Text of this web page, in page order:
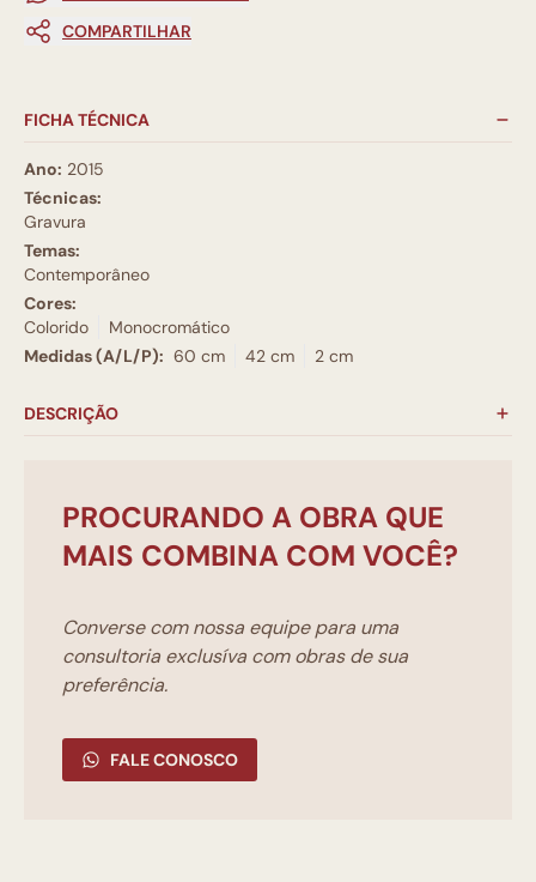
COMPARTILHAR
FICHA TÉCNICA
Ano: 2015
Técnicas:
Gravura
Temas:
Contemporâneo
Cores:
Colorido
Monocromático
Medidas (A/L/P): 60 cm 42 cm 2 cm
DESCRIÇÃO
PROCURANDO A OBRA QUE
MAIS COMBINA COM VOCÊ?
Converse com nossa equipe para uma
consultoria exclusíva com obras de sua
preferência.
FALE CONOSCO